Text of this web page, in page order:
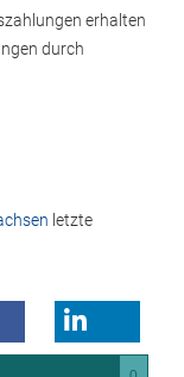
erhalten
durch
letzte